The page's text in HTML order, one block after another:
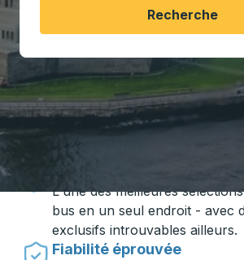
Recherche
Voyager en toute
Trailways
L'une des meilleures
bus en un seul endroit - avec
exclusifs introuvables ailleurs.
Fiabilité éprouvée